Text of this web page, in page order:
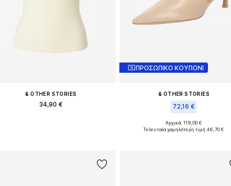
& OTHER STORIES
34,90 €
ΠΡΟΣΩΠΙΚΟ ΚΟΥΠΟΝΙ
& OTHER STORIES
72,16 €
Διαθέσιμα μεγέθη: 37, 38, 39, 40, 41
Αρχικά: 119,00 €
Τελευταία χαμηλότερη τιμή:46,70 €